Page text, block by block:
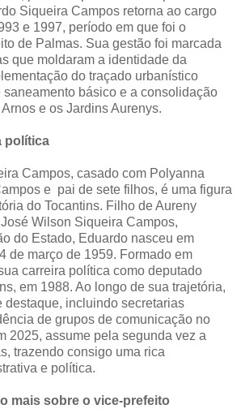
Siqueira Campos retorna ao cargo
e 1997, período em que foi o
de Palmas. Sua gestão foi marcada
que moldaram a identidade da
do traçado urbanístico
básico e a consolidação
e os Jardins Aurenys.
política
Campos, casado com Polyanna
e pai de sete filhos, é uma figura
do Tocantins. Filho de Aureny
Wilson Siqueira Campos,
do Estado, Eduardo nasceu em
de março de 1959. Formado em
carreira política como deputado
em 1988. Ao longo de sua trajetória,
destaque, incluindo secretarias
de grupos de comunicação no
2025, assume pela segunda vez a
trazendo consigo uma rica
e política.
mais sobre o vice-prefeito